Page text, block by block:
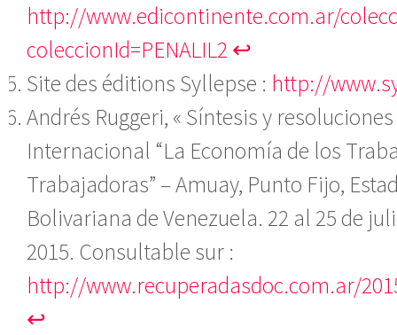
http://www.edicontinente.com.ar/
coleccionId=PENALIL2 ↩
Site des éditions Syllepse : http://
Andrés Ruggeri, « Síntesis y
Internacional “La Economía de los
Trabajadoras” – Amuay, Punto Fijo,
Bolivariana de Venezuela. 22 al 25 de
2015. Consultable sur :
http://www.recuperadasdoc.com.ar/
↩